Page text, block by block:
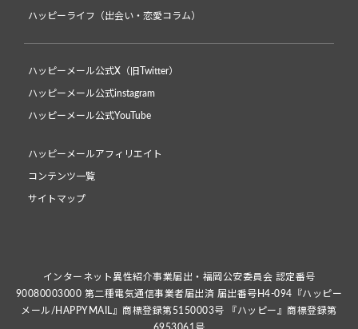
ハッピーライフ（出会い・恋愛コラム）
ハッピーメール公式X（旧Twitter）
ハッピーメール公式instagram
ハッピーメール公式YouTube
ハッピーメールアフィリエイト
コンテンツ一覧
サイトマップ
インターネット異性紹介事業届出・福岡公安委員会 認定番号
90080003000 第二種電気通信事業者届出済 届出番号H4-094『ハッピー
メール/HAPPYMAIL』商標登録第5150003号 『ハッピー』商標登録第